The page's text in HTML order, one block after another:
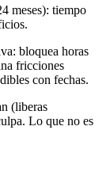
meses): tiempo
bloquea horas
fricciones
con fechas.
(liberas
Lo que no es